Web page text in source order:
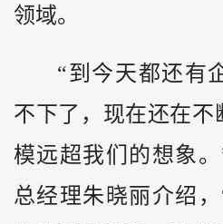
领域。
“到今天都还有
不下了，现在还在不
模远超我们的想象
总经理朱晓丽介绍